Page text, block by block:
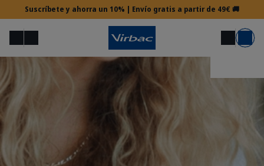
Suscríbete y ahorra un 10% | Envío gratis a partir de 49€ 🚚
MenúBuscar Mi cuenta Carrito
¿Necesitas ayuda?